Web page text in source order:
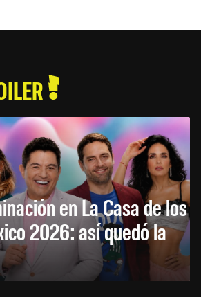
en La Casa de los
2026: así quedó la